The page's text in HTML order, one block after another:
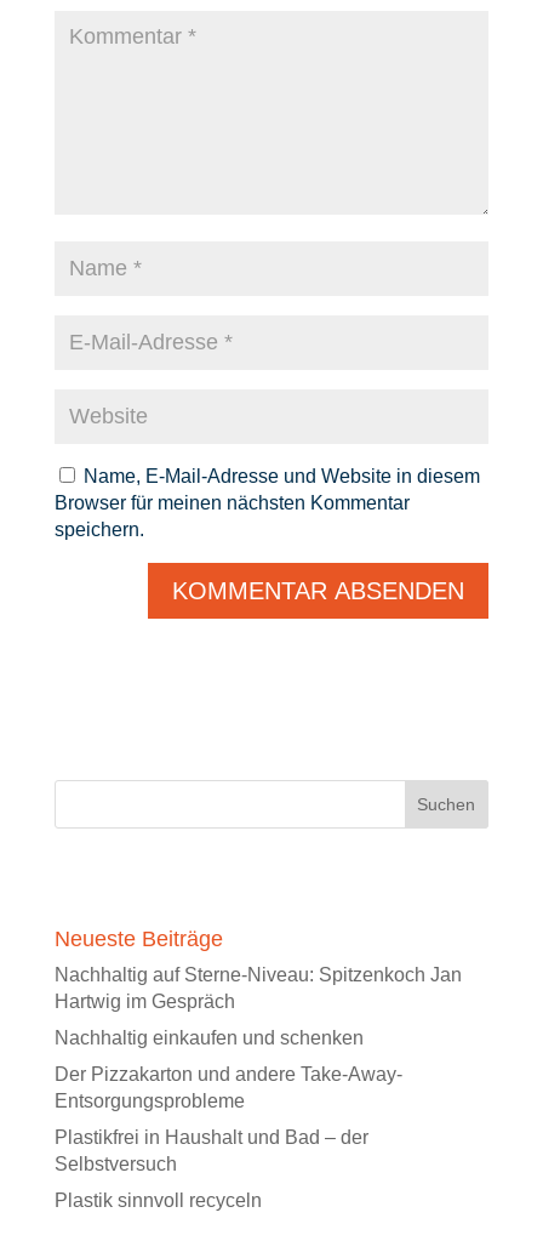
Name, E-Mail-Adresse und Website in diesem
Browser für meinen nächsten Kommentar
speichern.
Neueste Beiträge
Nachhaltig auf Sterne-Niveau: Spitzenkoch Jan
Hartwig im Gespräch
Nachhaltig einkaufen und schenken
Der Pizzakarton und andere Take-Away-
Entsorgungsprobleme
Plastikfrei in Haushalt und Bad – der
Selbstversuch
Plastik sinnvoll recyceln